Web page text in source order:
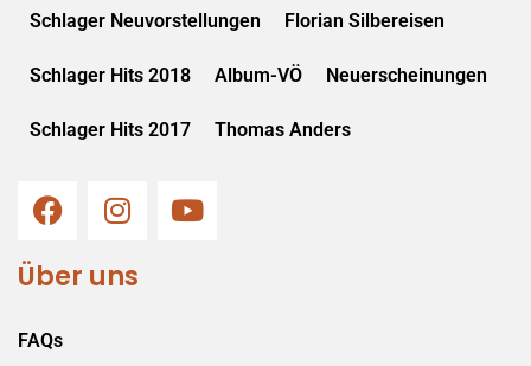
Schlager Neuvorstellungen Florian Silbereisen
Schlager Hits 2018 Album-VÖ Neuerscheinungen
Schlager Hits 2017 Thomas Anders
Über uns
FAQs